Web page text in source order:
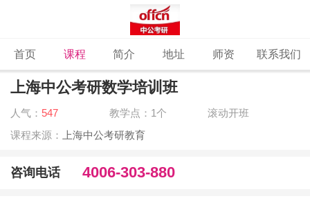
首页 课程 简介 地址 师资 联系我们
上海中公考研数学培训班
人气： 547 教学点：1个
滚动开班
课程来源：
上海中公考研教育
咨询电话 4006-303-880